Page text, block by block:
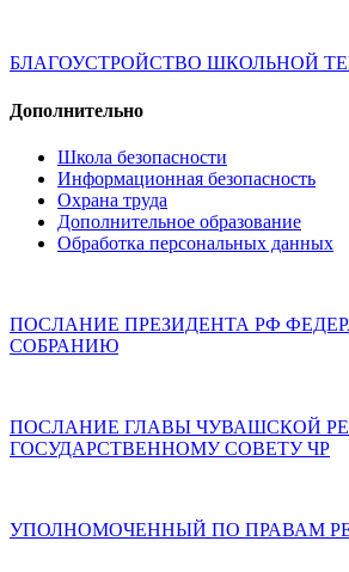
БЛАГОУСТРОЙСТВО ШКОЛЬНОЙ
Дополнительно
Школа безопасности
Информационная безопасность
Охрана труда
Дополнительное образование
Обработка персональных данных
ПОСЛАНИЕ ПРЕЗИДЕНТА РФ
СОБРАНИЮ
ПОСЛАНИЕ ГЛАВЫ ЧУВАШСКОЙ
ГОСУДАРСТВЕННОМУ СОВЕТУ ЧР
УПОЛНОМОЧЕННЫЙ ПО ПРАВАМ